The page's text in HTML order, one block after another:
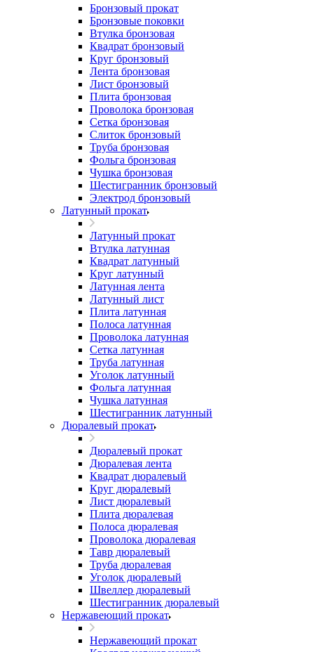
Бронзовый прокат
Бронзовые поковки
Втулка бронзовая
Квадрат бронзовый
Круг бронзовый
Лента бронзовая
Лист бронзовый
Плита бронзовая
Проволока бронзовая
Сетка бронзовая
Слиток бронзовый
Труба бронзовая
Фольга бронзовая
Чушка бронзовая
Шестигранник бронзовый
Электрод бронзовый
Латунный прокат
Латунный прокат
Втулка латунная
Квадрат латунный
Круг латунный
Латунная лента
Латунный лист
Плита латунная
Полоса латунная
Проволока латунная
Сетка латунная
Труба латунная
Уголок латунный
Фольга латунная
Чушка латунная
Шестигранник латунный
Дюралевый прокат
Дюралевый прокат
Дюралевая лента
Квадрат дюралевый
Круг дюралевый
Лист дюралевый
Плита дюралевая
Полоса дюралевая
Проволока дюралевая
Тавр дюралевый
Труба дюралевая
Уголок дюралевый
Швеллер дюралевый
Шестигранник дюралевый
Нержавеющий прокат
Нержавеющий прокат